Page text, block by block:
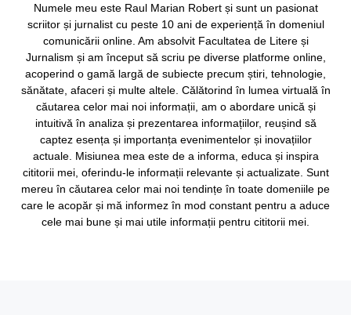
Numele meu este Raul Marian Robert și sunt un pasionat
scriitor și jurnalist cu peste 10 ani de experiență în domeniul
comunicării online. Am absolvit Facultatea de Litere și
Jurnalism și am început să scriu pe diverse platforme online,
acoperind o gamă largă de subiecte precum știri, tehnologie,
sănătate, afaceri și multe altele. Călătorind în lumea virtuală în
căutarea celor mai noi informații, am o abordare unică și
intuitivă în analiza și prezentarea informațiilor, reușind să
captez esența și importanța evenimentelor și inovațiilor
actuale. Misiunea mea este de a informa, educa și inspira
cititorii mei, oferindu-le informații relevante și actualizate. Sunt
mereu în căutarea celor mai noi tendințe în toate domeniile pe
care le acopăr și mă informez în mod constant pentru a aduce
cele mai bune și mai utile informații pentru cititorii mei.